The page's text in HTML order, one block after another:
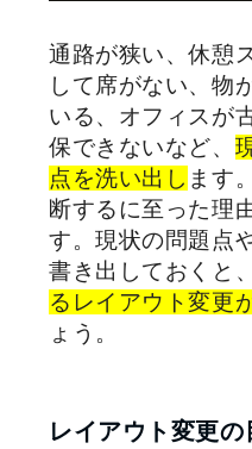
通路が狭い、休憩
して席がない、物
いる、オフィスが
保できないなど、
点を洗い出し ます
断するに至った理
す。現状の問題点
書き出しておくと
るレイアウト変更
ょう。
レイアウト変更の